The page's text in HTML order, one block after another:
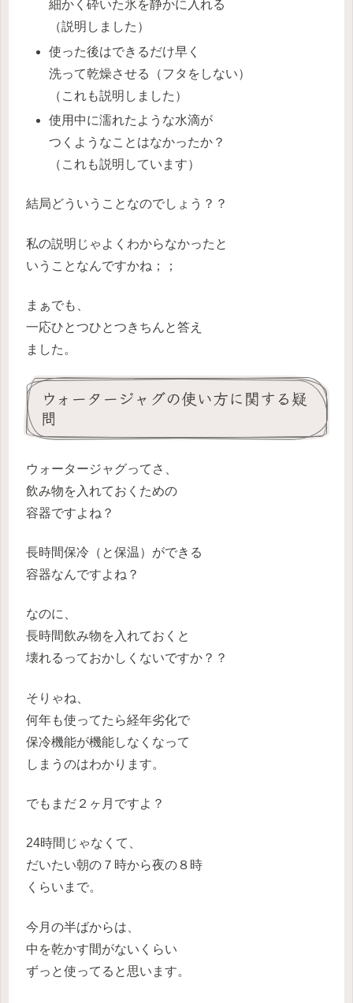
細かく砕いた氷を静かに入れる
（説明しました）
使った後はできるだけ早く
洗って乾燥させる（フタをしない）
（これも説明しました）
使用中に濡れたような水滴が
つくようなことはなかったか？
（これも説明しています）
結局どういうことなのでしょう？？
私の説明じゃよくわからなかったと
いうことなんですかね；；
まぁでも、
一応ひとつひとつきちんと答え
ました。
ウォータージャグの使い方に関する疑
問
ウォータージャグってさ、
飲み物を入れておくための
容器ですよね？
長時間保冷（と保温）ができる
容器なんですよね？
なのに、
長時間飲み物を入れておくと
壊れるっておかしくないですか？？
そりゃね、
何年も使ってたら経年劣化で
保冷機能が機能しなくなって
しまうのはわかります。
でもまだ２ヶ月ですよ？
24時間じゃなくて、
だいたい朝の７時から夜の８時
くらいまで。
今月の半ばからは、
中を乾かす間がないくらい
ずっと使ってると思います。